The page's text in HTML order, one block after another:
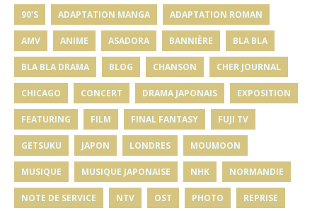
90'S ADAPTATION MANGA ADAPTATION ROMAN
AMV ANIME ASADORA BANNIÈRE BLA BLA
BLA BLA DRAMA BLOG CHANSON CHER JOURNAL
CHICAGO CONCERT DRAMA JAPONAIS EXPOSITION
FEATURING FILM FINAL FANTASY FUJI TV
GETSUKU JAPON LONDRES MOUMOON
MUSIQUE MUSIQUE JAPONAISE NHK NORMANDIE
NOTE DE SERVICE NTV OST PHOTO REPRISE